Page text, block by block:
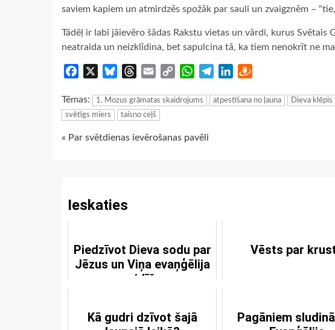
saviem kapiem un atmirdzēs spožāk par sauli un zvaigznēm –
Tādēļ ir labi jāievēro šādas Rakstu vietas un vārdi, kurus Svētais
neatraida un neizklīdina, bet sapulcina tā, ka tiem nenokrīt ne
Facebook BlueskyThreads
Email
Copy
WhatsApp
TelegramLinkedIn
Tēmas: 1. Mozus grāmatas skaidrojums atpestīšana no ļauna Dieva klēpis
svētīgs miers
taisno ceļš
Continue
« Par svētdienas ievērošanas pavēli
Ieskaties
Piedzīvot Dieva sodu par
Jēzus un Viņa evaņģēlija
noraidīšanu
Vēsts par
Kā gudri dzīvot šajā
Pagāniem